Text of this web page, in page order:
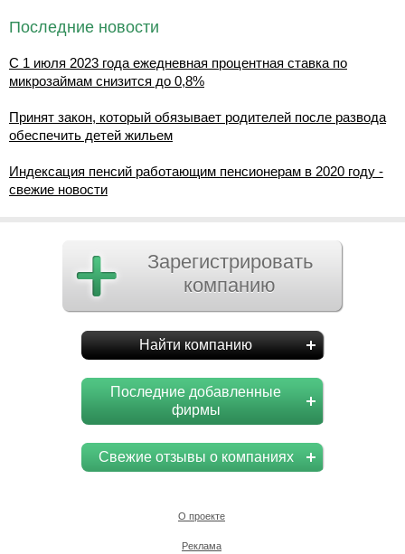
Последние новости
С 1 июля 2023 года ежедневная процентная ставка по
микрозаймам снизится до 0,8%
Принят закон, который обязывает родителей после развода
обеспечить детей жильем
Индексация пенсий работающим пенсионерам в 2020 году -
свежие новости
Зарегистрировать
компанию
Найти компанию
Последние добавленные
фирмы
Свежие отзывы о компаниях
О проекте
Реклама